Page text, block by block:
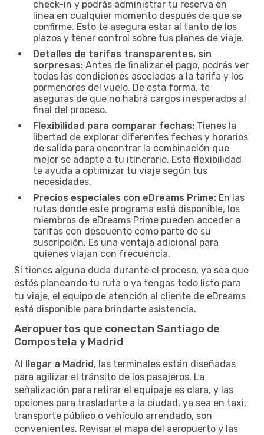
check-in y podrás administrar tu reserva en
línea en cualquier momento después de que se
confirme. Esto te asegura estar al tanto de los
plazos y tener control sobre tus planes de viaje.
Detalles de tarifas transparentes, sin
sorpresas: Antes de finalizar el pago, podrás ver
todas las condiciones asociadas a la tarifa y los
pormenores del vuelo. De esta forma, te
aseguras de que no habrá cargos inesperados al
final del proceso.
Flexibilidad para comparar fechas: Tienes la
libertad de explorar diferentes fechas y horarios
de salida para encontrar la combinación que
mejor se adapte a tu itinerario. Esta flexibilidad
te ayuda a optimizar tu viaje según tus
necesidades.
Precios especiales con eDreams Prime: En las
rutas donde este programa está disponible, los
miembros de eDreams Prime pueden acceder a
tarifas con descuento como parte de su
suscripción. Es una ventaja adicional para
quienes viajan con frecuencia.
Si tienes alguna duda durante el proceso, ya sea que
estés planeando tu ruta o ya tengas todo listo para
tu viaje, el equipo de atención al cliente de eDreams
está disponible para brindarte asistencia.
Aeropuertos que conectan Santiago de
Compostela y Madrid
Al llegar a Madrid, las terminales están diseñadas
para agilizar el tránsito de los pasajeros. La
señalización para retirar el equipaje es clara, y las
opciones para trasladarte a la ciudad, ya sea en taxi,
transporte público o vehículo arrendado, son
convenientes. Revisar el mapa del aeropuerto y las